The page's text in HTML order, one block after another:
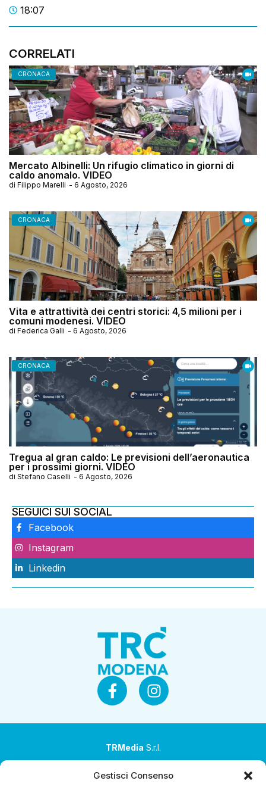
Gestisci Consenso
18:07
CORRELATI
CRONACA
Mercato Albinelli: Un rifugio climatico in giorni di
caldo anomalo. VIDEO
di Filippo Marelli - 6 Agosto, 2026
CRONACA
Vita e attrattività dei centri storici: 4,5 milioni per i
comuni modenesi. VIDEO
di Federica Galli - 6 Agosto, 2026
CRONACA
Tregua al gran caldo: Le previsioni dell’aeronautica
per i prossimi giorni. VIDEO
di Stefano Caselli - 6 Agosto, 2026
SEGUICI SUI SOCIAL
Facebook
Instagram
Linkedin
TRMedia S.r.l.